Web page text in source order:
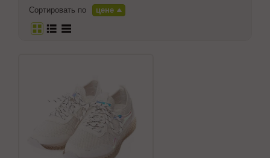
Сортировать по
цене